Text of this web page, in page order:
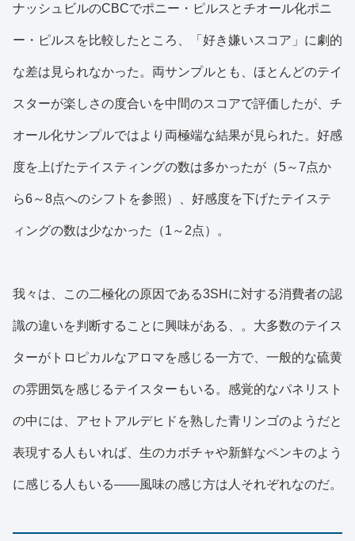
ナッシュビルのCBCでポニー・ピルスとチオール化ポニ
ー・ピルスを比較したところ、「好き嫌いスコア」に劇的
な差は見られなかった。両サンプルとも、ほとんどのテイ
スターが楽しさの度合いを中間のスコアで評価したが、チ
オール化サンプルではより両極端な結果が見られた。好感
度を上げたテイスティングの数は多かったが（5～7点か
ら6～8点へのシフトを参照）、好感度を下げたテイステ
ィングの数は少なかった（1～2点）。
我々は、この二極化の原因である3SHに対する消費者の認
識の違いを判断することに興味がある、。大多数のテイス
ターがトロピカルなアロマを感じる一方で、一般的な硫黄
の雰囲気を感じるテイスターもいる。感覚的なパネリスト
の中には、アセトアルデヒドを熟した青リンゴのようだと
表現する人もいれば、生のカボチャや新鮮なペンキのよう
に感じる人もいる——風味の感じ方は人それぞれなのだ。